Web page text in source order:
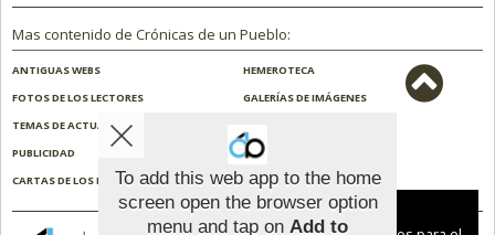
Mas contenido de Crónicas de un Pueblo:
ANTIGUAS WEBS
HEMEROTECA
FOTOS DE LOS LECTORES
GALERÍAS DE IMÁGENES
TEMAS DE ACTUALIDAD
PUBLICIDAD
CONTACTO
CARTAS DE LOS LECTORES
ENCUESTAS
To add this web app to the home
screen open the browser option
menu and tap on Add to
Aviso sobre el Uso de cookies: